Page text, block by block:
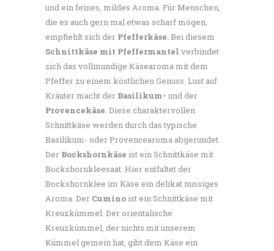
und ein feines, mildes Aroma. Für Menschen,
die es auch gern mal etwas scharf mögen,
empfiehlt sich der Pfefferkäse.Bei diesem
Schnittkäse mit Pfeffermantel verbindet
sich das vollmundige Käsearoma mit dem
Pfeffer zu einem köstlichen Genuss. Lust auf
Kräuter macht der Basilikum- und der
Provencekäse. Diese charaktervollen
Schnittkäse werden durch das typische
Basilikum- oder Provencearoma abgerundet.
Der Bockshornkäse ist ein Schnittkäse mit
Bockshornkleesaat. Hier entfaltet der
Bockshornklee im Käse ein delikat nussiges
Aroma. Der Cuminoist ein Schnittkäse mit
Kreuzkümmel. Der orientalische
Kreuzkümmel, der nichts mit unserem
Kümmel gemein hat, gibt dem Käse ein